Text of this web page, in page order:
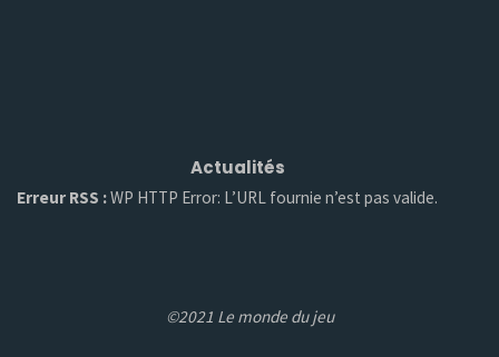
Actualités
Erreur RSS :WP HTTP Error: L’URL fournie n’est pas valide.
©2021 Le monde du jeu